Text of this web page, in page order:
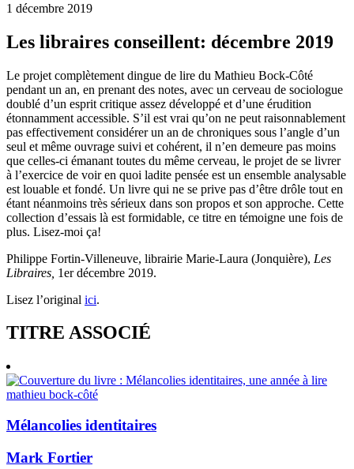
1 décembre 2019
Les libraires conseillent: décembre 2019
Le projet complètement dingue de lire du Mathieu Bock-Côté
pendant un an, en prenant des notes, avec un cerveau de sociologue
doublé d’un esprit critique assez développé et d’une érudition
étonnamment accessible. S’il est vrai qu’on ne peut raisonnablement
pas effectivement considérer un an de chroniques sous l’angle d’un
seul et même ouvrage suivi et cohérent, il n’en demeure pas moins
que celles-ci émanant toutes du même cerveau, le projet de se livrer
à l’exercice de voir en quoi ladite pensée est un ensemble analysable
est louable et fondé. Un livre qui ne se prive pas d’être drôle tout en
étant néanmoins très sérieux dans son propos et son approche. Cette
collection d’essais là est formidable, ce titre en témoigne une fois de
plus. Lisez-moi ça!
Philippe Fortin-Villeneuve, librairie Marie-Laura (Jonquière), Les
Libraires, 1er décembre 2019.
Lisez l’original ici.
TITRE ASSOCIÉ
Mélancolies identitaires
Mark Fortier